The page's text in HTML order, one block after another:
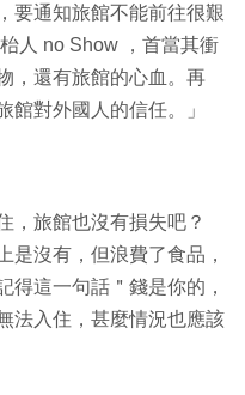
要通知旅館不能前往很艱
人 no Show ，首當其衝
，還有旅館的心血。再
館對外國人的信任。」
，旅館也沒有損失吧？
是沒有，但浪費了食品，
得這一句話＂錢是你的，
法入住，甚麼情況也應該